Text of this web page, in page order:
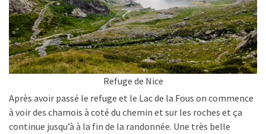
Refuge de Nice
Après avoir passé le refuge et le Lac de la Fous on commence
à voir des chamois à coté du chemin et sur les roches et ça
continue jusqu’à à la fin de la randonnée. Une très belle